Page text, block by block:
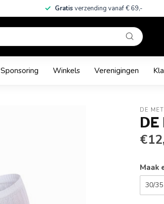
Gratis verzending vanaf € 69,-
Sponsoring Winkels Verenigingen
DE
DE
Maak
30/35